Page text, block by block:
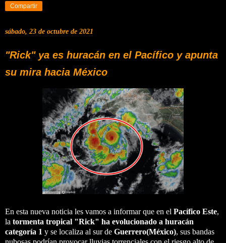
Compartir
sábado, 23 de octubre de 2021
"Rick" ya es huracán en el Pacífico y apunta
su mira hacia México
En esta nueva noticia les vamos a informar que en el Pacífico Este,
la tormenta tropical "Rick" ha evolucionado a huracán
categoría 1 y se localiza al sur de Guerrero(México), sus bandas